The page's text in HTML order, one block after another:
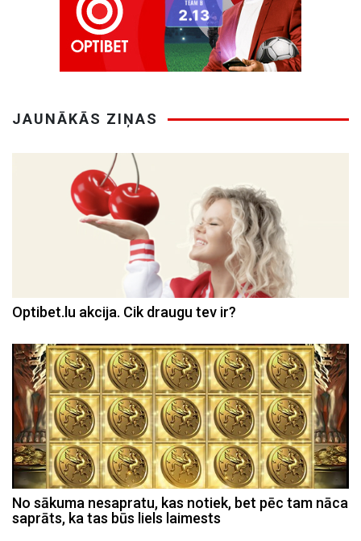
JAUNĀKĀS ZIŅAS
Optibet.lu akcija. Cik draugu tev ir?
No sākuma nesapratu, kas notiek, bet pēc tam nāca
saprāts, ka tas būs liels laimests